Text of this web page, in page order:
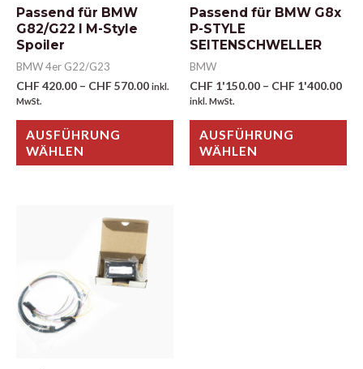
Passend für BMW
G82/G22 I M-Style
Spoiler
BMW 4er G22/G23
CHF420.00 – CHF570.00 inkl.
MwSt.
AUSFÜHRUNG
WÄHLEN
Passend für BMW G8x
P-STYLE
SEITENSCHWELLER
BMW
CHF 1'150.00 – CHF 1'400.00
inkl. MwSt.
AUSFÜHRUNG
WÄHLEN